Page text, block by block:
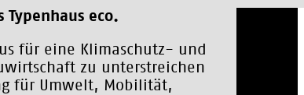
Typenhaus eco.
für eine Klimaschutz- und
zu unterstreichen
für Umwelt, Mobilität,